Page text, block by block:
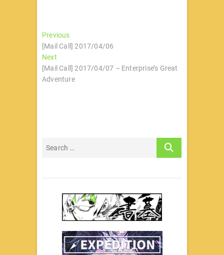
文
章
导
航
PreviousPrevious
post:
[Mail Call] 2017/04/06
NextNext
post:
[Mail Call] 2017/04/07 – Enterprise’s Great
Adventure